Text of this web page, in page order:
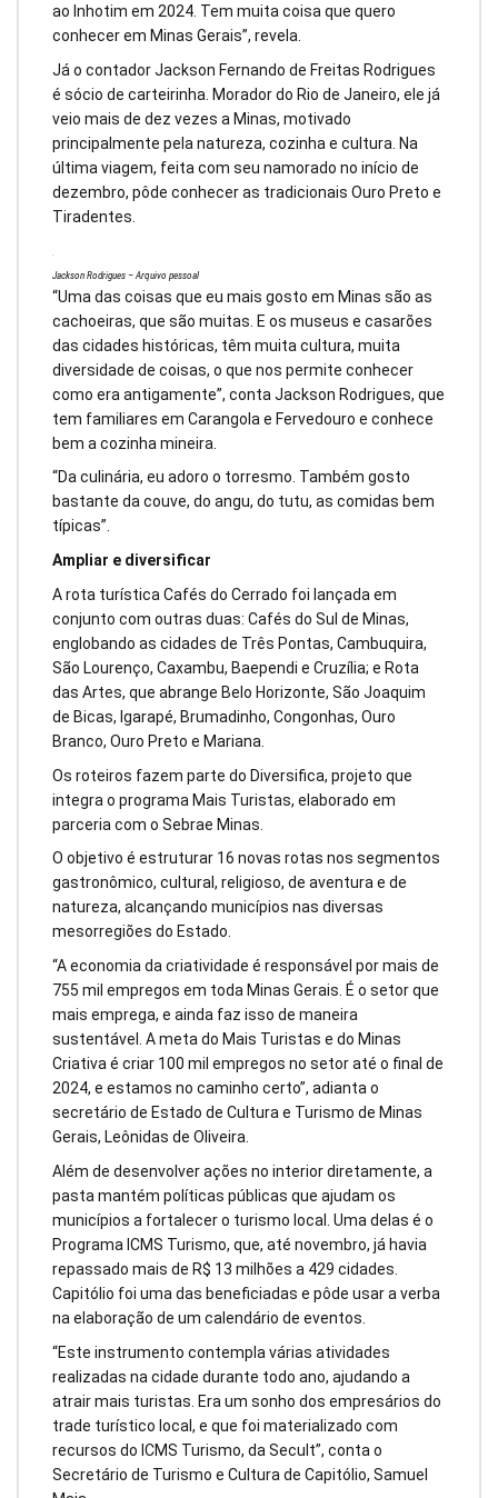
ao Inhotim em 2024. Tem muita coisa que quero
conhecer em Minas Gerais”, revela.
Já o contador Jackson Fernando de Freitas Rodrigues
é sócio de carteirinha. Morador do Rio de Janeiro, ele já
veio mais de dez vezes a Minas, motivado
principalmente pela natureza, cozinha e cultura. Na
última viagem, feita com seu namorado no início de
dezembro, pôde conhecer as tradicionais Ouro Preto e
Tiradentes.
Jackson Rodrigues – Arquivo pessoal
“Uma das coisas que eu mais gosto em Minas são as
cachoeiras, que são muitas. E os museus e casarões
das cidades históricas, têm muita cultura, muita
diversidade de coisas, o que nos permite conhecer
como era antigamente”, conta Jackson Rodrigues, que
tem familiares em Carangola e Fervedouro e conhece
bem a cozinha mineira.
“Da culinária, eu adoro o torresmo. Também gosto
bastante da couve, do angu, do tutu, as comidas bem
típicas”.
Ampliar e diversificar
A rota turística Cafés do Cerrado foi lançada em
conjunto com outras duas: Cafés do Sul de Minas,
englobando as cidades de Três Pontas, Cambuquira,
São Lourenço, Caxambu, Baependi e Cruzília; e Rota
das Artes, que abrange Belo Horizonte, São Joaquim
de Bicas, Igarapé, Brumadinho, Congonhas, Ouro
Branco, Ouro Preto e Mariana.
Os roteiros fazem parte do Diversifica, projeto que
integra o programa Mais Turistas, elaborado em
parceria com o Sebrae Minas.
O objetivo é estruturar 16 novas rotas nos segmentos
gastronômico, cultural, religioso, de aventura e de
natureza, alcançando municípios nas diversas
mesorregiões do Estado.
“A economia da criatividade é responsável por mais de
755 mil empregos em toda Minas Gerais. É o setor que
mais emprega, e ainda faz isso de maneira
sustentável. A meta do Mais Turistas e do Minas
Criativa é criar 100 mil empregos no setor até o final de
2024, e estamos no caminho certo”, adianta o
secretário de Estado de Cultura e Turismo de Minas
Gerais, Leônidas de Oliveira.
Além de desenvolver ações no interior diretamente, a
pasta mantém políticas públicas que ajudam os
municípios a fortalecer o turismo local. Uma delas é o
Programa ICMS Turismo, que, até novembro, já havia
repassado mais de R$ 13 milhões a 429 cidades.
Capitólio foi uma das beneficiadas e pôde usar a verba
na elaboração de um calendário de eventos.
“Este instrumento contempla várias atividades
realizadas na cidade durante todo ano, ajudando a
atrair mais turistas. Era um sonho dos empresários do
trade turístico local, e que foi materializado com
recursos do ICMS Turismo, da Secult”, conta o
Secretário de Turismo e Cultura de Capitólio, Samuel